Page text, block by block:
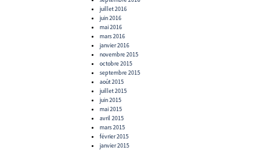
juillet 2016
juin 2016
mai 2016
mars 2016
janvier 2016
novembre 2015
octobre 2015
septembre 2015
août 2015
juillet 2015
juin 2015
mai 2015
avril 2015
mars 2015
février 2015
janvier 2015